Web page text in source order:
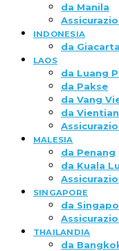
da Manila
INDONESIA
da Giacarta
LAOS
da Luang
da Pakse
da Vang
da
MALESIA
da Penang
da Kuala
SINGAPORE
da
THAILANDIA
da